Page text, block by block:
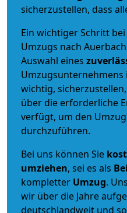
sicherzustellen, dass
Ein wichtiger Schritt
Umzugs nach
Auswahl eines
Umzugsunternehmens
wichtig,
über die erforderliche
verfügt, um den
durchzuführen.
Bei uns können Sie
umziehen, sei es als
kompletter Umzug.
wir über die Jahre
deutschlandweit und